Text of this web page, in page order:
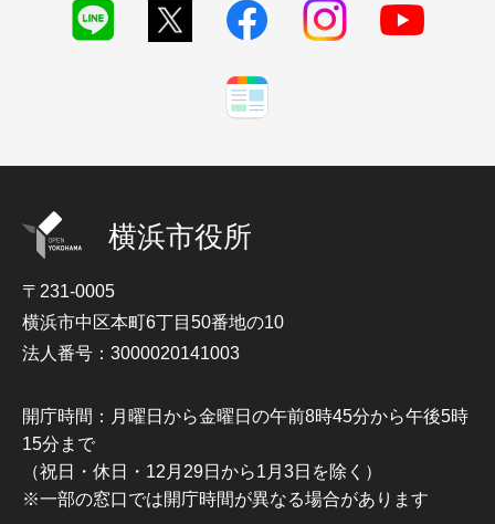
横浜市役所
〒231-0005
横浜市中区本町6丁目50番地の10
法人番号：3000020141003
開庁時間：月曜日から金曜日の午前8時45分から午後5時
15分まで
（祝日・休日・12月29日から1月3日を除く）
※一部の窓口では開庁時間が異なる場合があります